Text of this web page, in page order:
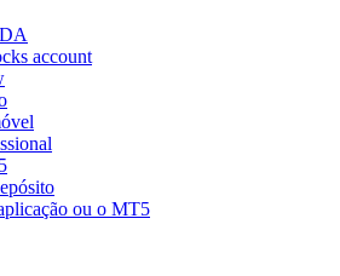
account
ou o MT5